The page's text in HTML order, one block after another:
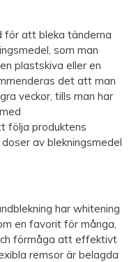
för att bleka tänderna
som man
plastskiva eller en
det att man
veckor, tills man har
följa produktens
av blekningsmedel
har whitening
en favorit för många,
förmåga att effektivt
remsor är belagda